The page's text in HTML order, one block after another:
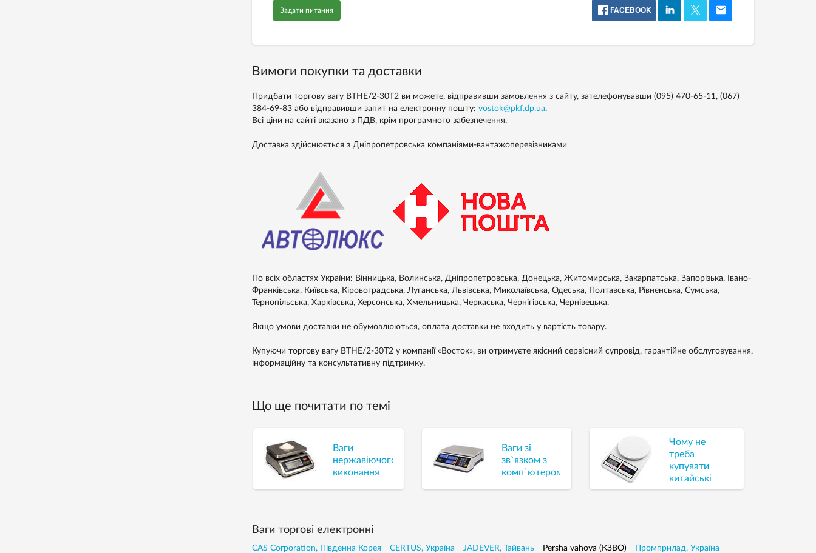
Задати питання FACEBOOK
Вимоги покупки та доставки
Придбати торгову вагу ВТНЕ/2-30Т2 ви можете, відправивши замовлення з сайту, зателефонувавши (095) 470-65-11, (067)
384-69-83 або відправивши запит на електронну пошту: vostok@pkf.dp.ua.
Всі ціни на сайті вказано з ПДВ, крім програмного забезпечення.
Доставка здійснюється з Дніпропетровська компаніями-вантажоперевізниками
По всіх областях України: Вінницька, Волинська, Дніпропетровська, Донецька, Житомирська, Закарпатська, Запорізька, Івано-
Франківська, Київська, Кіровоградська, Луганська, Львівська, Миколаївська, Одеська, Полтавська, Рівненська, Сумська,
Тернопільська, Харківська, Херсонська, Хмельницька, Черкаська, Чернігівська, Чернівецька.
Якщо умови доставки не обумовлюються, оплата доставки не входить у вартість товару.
Купуючи торгову вагу ВТНЕ/2-30Т2 у компанії «Восток», ви отримуєте якісний сервісний супровід, гарантійне обслуговування,
інформаційну та консультативну підтримку.
Що ще почитати по темі
Ваги
нержавіючого
виконання
Ваги зі
зв`язком з
комп`ютером
Чому не
треба
купувати
китайські
електронні
Ваги торгові електронні
CAS Corporation, Південна Корея CERTUS, Україна JADEVER, Тайвань Persha vahova (КЗВО)
Промприлад, Україна